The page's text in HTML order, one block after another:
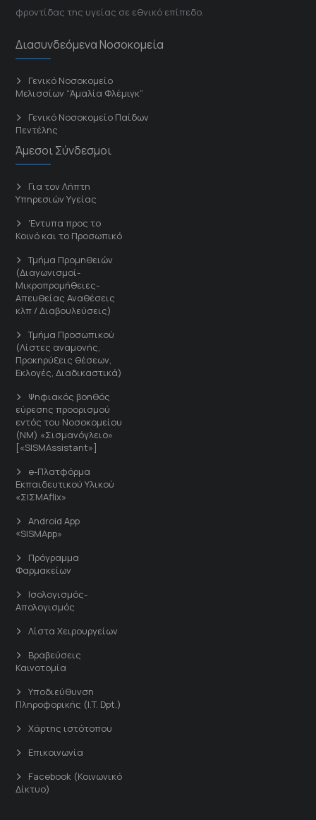
φροντίδας της υγείας σε εθνικό επίπεδο.
Διασυνδεόμενα Νοσοκομεία
Γενικό Νοσοκομείο
Μελισσίων “Άμαλία Φλέμιγκ”
Γενικό Νοσοκομείο Παίδων
Πεντέλης
Άμεσοι Σύνδεσμοι
Για τον Λήπτη
Υπηρεσιών Υγείας
'Εντυπα προς το
Κοινό και το Προσωπικό
Τμήμα Προμηθειών
(Διαγωνισμοί-
Μικροπρομήθειες-
Απευθείας Αναθέσεις
κλπ / Διαβουλεύσεις)
Τμήμα Προσωπικού
(Λίστες αναμονής,
Προκηρύξεις θέσεων,
Εκλογές, Διαδικαστικά)
Ψηφιακός βοηθός
εύρεσης προορισμού
εντός του Νοσοκομείου
(ΝΜ) «Σισμανόγλειο»
[«SISMAssistant»]
e-Πλατφόρμα
Εκπαιδευτικού Υλικού
«ΣΙΣΜΑflix»
Android App
«SISMApp»
Πρόγραμμα
Φαρμακείων
Ισολογισμός-
Απολογισμός
Λίστα Χειρουργείων
Βραβεύσεις
Καινοτομία
Υποδιεύθυνση
Πληροφορικής (I.T. Dpt.)
Χάρτης ιστότοπου
Επικοινωνία
Facebook (Κοινωνικό
Δίκτυο)